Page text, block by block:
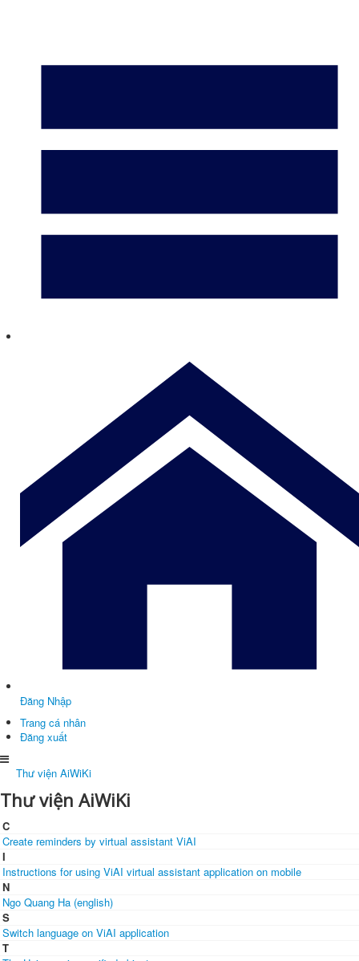
Đăng Nhập
Trang cá nhân
Đăng xuất
Thư viện AiWiKi
Thư viện AiWiKi
C
Create reminders by virtual assistant ViAI
I
Instructions for using ViAI virtual assistant application on mobile
N
Ngo Quang Ha (english)
S
Switch language on ViAI application
T